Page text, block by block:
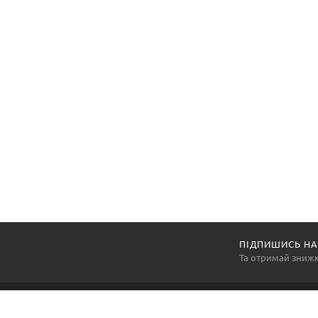
ПІДПИШИСЬ
Та отримай